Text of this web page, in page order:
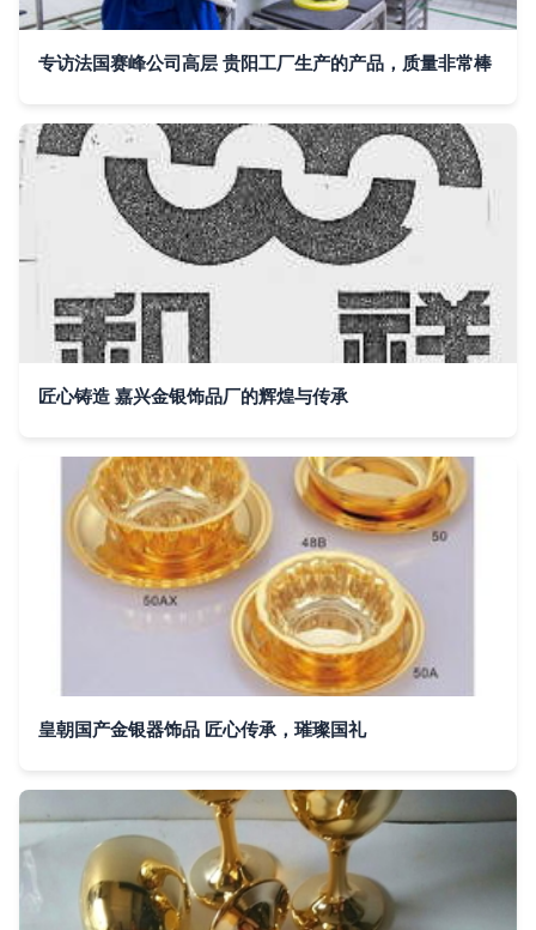
专访法国赛峰公司高层 贵阳工厂生产的产品，质量非常棒
匠心铸造 嘉兴金银饰品厂的辉煌与传承
皇朝国产金银器饰品 匠心传承，璀璨国礼